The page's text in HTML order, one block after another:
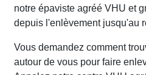
notre épaviste agréé VHU et
depuis l'enlèvement jusqu'au
Vous demandez comment
autour de vous pour faire